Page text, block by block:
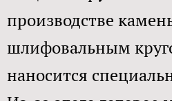
производстве
шлифовальным
наносится